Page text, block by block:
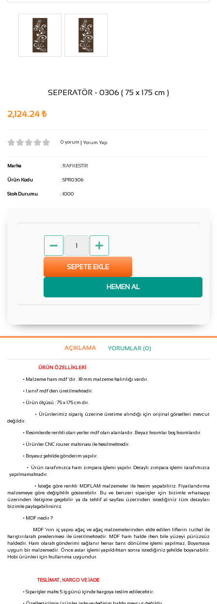
SEPERATÖR - 0306 ( 75 x 175 cm )
2,124.24 ₺
0 yorum | Yorum Yap
Marka : RAFKESTİR
Ürün Kodu : SPR0306
Stok Durumu : 1000
SEPETE EKLE
HEMEN AL
AÇIKLAMA YORUMLAR (0)
ÜRÜN ÖZELLİKLERİ
• Malzeme ham mdf ‘dir . 18 mm malzeme kalınlığı vardır.
• 1.sınıf mdf den üretilmektedir.
• Ürün ölçüsü : 75 x 175 cm dir.
• Ürünlerimiz sipariş üzerine üretime alındığı için orijinal görselleri mevcut
değildir.
• Resimlerde renkli olan yerler mdf olan alanlardır. Beyaz kısımlar boş kısımlardır.
• Ürünler CNC router makinası ile kesilmektedir.
• Boyasız şekilde gönderim yapılır.
• Ürün tarafımızca ham zımpara işlemi yapılır. Detaylı zımpara işlemi tarafımızca
yapılmamaktadır.
• İsteğe göre renkli MDFLAM malzemeler ile kesim yapabiliriz. Fiyatlandırma
malzemeye göre değişiklik gösterebilir. Bu ve benzeri siparişler için bizimle whatsapp
üzerinden iletişime geçebilir ya da teklif al sayfası üzerinden istediğiniz tüm detayları
bizimle paylaşabilirsiniz.
• MDF nedir ?
MDF ‘nin iç yapısı ağaç ve ağaç malzemelerinden elde edilen liflerin tutkal ile
karıştırılarak preslenmesi ile üretilmektedir. MDF ham halde iken bile yüzeyi pürüzsüz
haldedir. Ham olarak gönderimi sağlanır kenar bant dönülme işlemi yapılmaz. Boyamaya
uygun bir malzemedir. Önce astar işlemi yapıldıktan sonra istediğiniz şekilde boyanabilir.
Hobi ürünleri için kullanıma uygundur.
TESLİMAT , KARGO VE İADE
• Siparişler maks 5 iş günü içinde kargoya teslim edilecektir.